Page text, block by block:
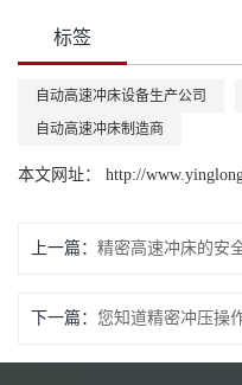
标签
自动高速冲床设备生产公司
自动高速冲床制造商
本文网址： http://
上一篇： 精密高速冲床的安
下一篇：